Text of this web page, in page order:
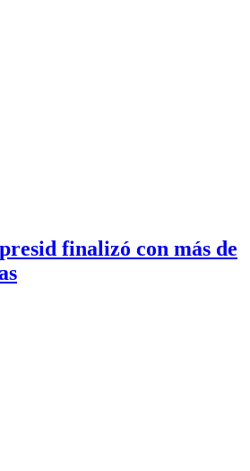
finalizó con más de